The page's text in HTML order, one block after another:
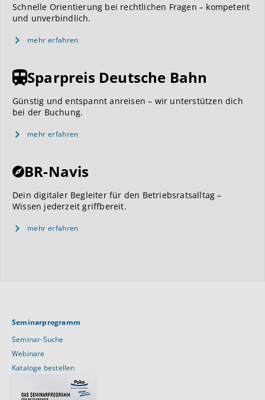
Schnelle Orientierung bei rechtlichen Fragen – kompetent
und unverbindlich.
mehr erfahren
Sparpreis Deutsche Bahn
Günstig und entspannt anreisen – wir unterstützen dich
bei der Buchung.
mehr erfahren
BR-Navis
Dein digitaler Begleiter für den Betriebsratsalltag –
Wissen jederzeit griffbereit.
mehr erfahren
Seminarprogramm
Seminar-Suche
Webinare
Kataloge bestellen